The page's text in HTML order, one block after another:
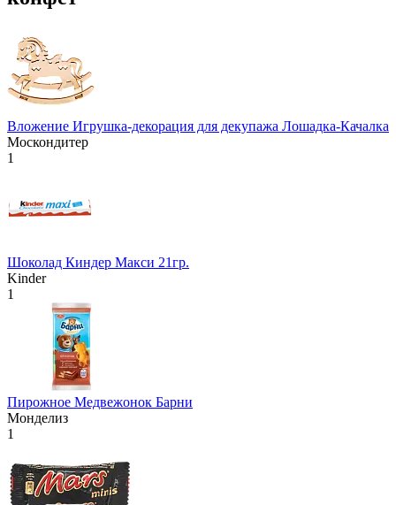
Вложение Игрушка-декорация для декупажа Лошадка-Качалка
Москондитер
1
Шоколад Киндер Макси 21гр.
Kinder
1
Пирожное Медвежонок Барни
Монделиз
1